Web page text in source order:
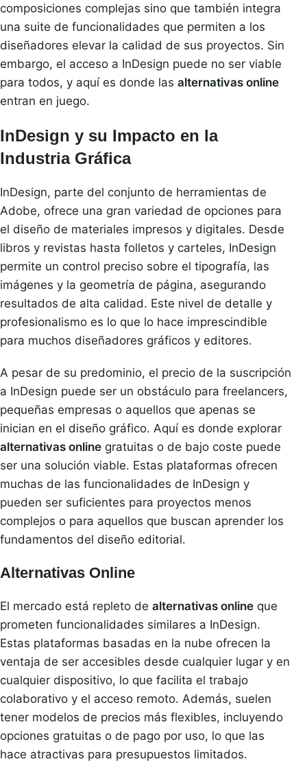
composiciones complejas sino que también integra
una suite de funcionalidades que permiten a los
diseñadores elevar la calidad de sus proyectos. Sin
embargo, el acceso a InDesign puede no ser viable
para todos, y aquí es donde las alternativas online
entran en juego.
InDesign y su Impacto en la
Industria Gráfica
InDesign, parte del conjunto de herramientas de
Adobe, ofrece una gran variedad de opciones para
el diseño de materiales impresos y digitales. Desde
libros y revistas hasta folletos y carteles, InDesign
permite un control preciso sobre el tipografía, las
imágenes y la geometría de página, asegurando
resultados de alta calidad. Este nivel de detalle y
profesionalismo es lo que lo hace imprescindible
para muchos diseñadores gráficos y editores.
A pesar de su predominio, el precio de la suscripción
a InDesign puede ser un obstáculo para freelancers,
pequeñas empresas o aquellos que apenas se
inician en el diseño gráfico. Aquí es donde explorar
alternativas online gratuitas o de bajo coste puede
ser una solución viable. Estas plataformas ofrecen
muchas de las funcionalidades de InDesign y
pueden ser suficientes para proyectos menos
complejos o para aquellos que buscan aprender los
fundamentos del diseño editorial.
Alternativas Online
El mercado está repleto de alternativas online que
prometen funcionalidades similares a InDesign.
Estas plataformas basadas en la nube ofrecen la
ventaja de ser accesibles desde cualquier lugar y en
cualquier dispositivo, lo que facilita el trabajo
colaborativo y el acceso remoto. Además, suelen
tener modelos de precios más flexibles, incluyendo
opciones gratuitas o de pago por uso, lo que las
hace atractivas para presupuestos limitados.